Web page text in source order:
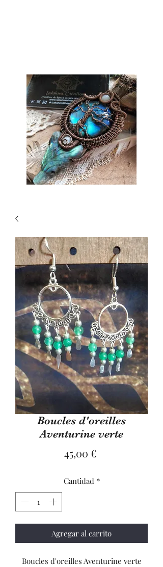
Boucles d'oreilles
Aventurine verte
45,00 €Precio
Cantidad *
Agregar al carrito
Boucles d'oreilles Aventurine verte